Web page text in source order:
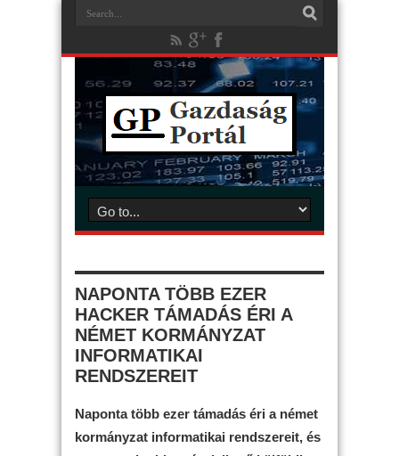
NAPONTA TÖBB EZER
HACKER TÁMADÁS ÉRI A
NÉMET KORMÁNYZAT
INFORMATIKAI
RENDSZEREIT
Naponta több ezer támadás éri a német
kormányzat informatikai rendszereit, és